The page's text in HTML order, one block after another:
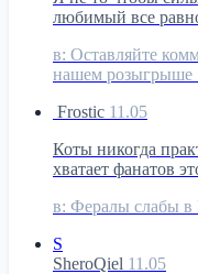
любимый все
в: Оставляйте
нашем
Frostic 11.05
Коты никогда
хватает фанатов
в: Фералы слабы
S
SheroQiel 11.05